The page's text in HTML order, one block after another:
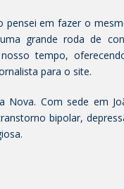
pensei em fazer o
grande roda de
tempo,
para o site.
Nova. Com sede em
bipolar,